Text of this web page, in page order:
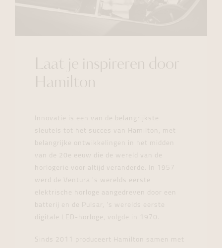
Laat je inspireren door
Hamilton
Innovatie is een van de belangrijkste
sleutels tot het succes van Hamilton, met
belangrijke ontwikkelingen in het midden
van de 20e eeuw die de wereld van de
horlogerie voor altijd veranderde. In 1957
werd de Ventura 's werelds eerste
elektrische horloge aangedreven door een
batterij en de Pulsar, 's werelds eerste
digitale LED-horloge, volgde in 1970.
Sinds 2011 produceert Hamilton samen met